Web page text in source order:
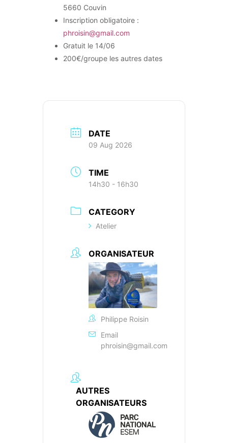
5660 Couvin
Inscription obligatoire :
phroisin@gmail.com
Gratuit le 14/06
200€/groupe les autres dates
DATE
09 Aug 2026
TIME
14h30 - 16h30
CATEGORY
Atelier
ORGANISATEUR
Philippe Roisin
Email
phroisin@gmail.com
AUTRES
ORGANISATEURS